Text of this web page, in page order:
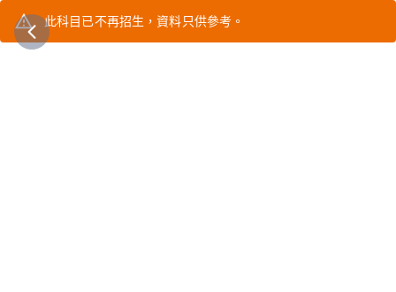
此科目已不再招生，資料只供參考。